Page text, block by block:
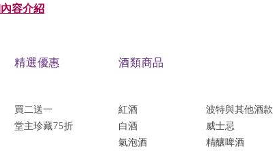
容介紹
​精選優惠 酒類商品
買二送一
堂主珍藏75折
紅酒
白酒
氣泡酒
波特與其他酒款
威士忌
精釀啤酒